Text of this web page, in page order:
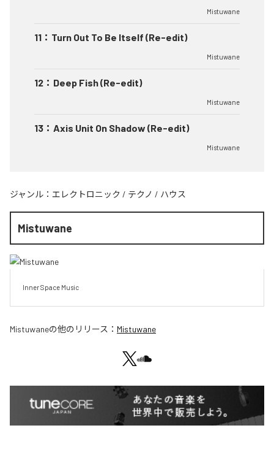
Mistuwane
11 ： Turn Out To Be Itself (Re-edit)
Mistuwane
12 ： Deep Fish (Re-edit)
Mistuwane
13 ： Axis Unit On Shadow (Re-edit)
Mistuwane
ジャンル： エレクトロニック / テクノ / ハウス
Mistuwane
Inner Space Music
Mistuwaneの他のリリース： Mistuwane